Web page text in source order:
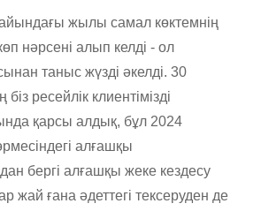
жылы самал көктемнің
нәрсені алып келді - ол
таныс жүзді әкелді. 30
ресейлік клиентімізді
қарсы алдық, бұл 2024
алғашқы
бергі алғашқы жеке кездесу
жай ғана әдеттегі тексеруден де